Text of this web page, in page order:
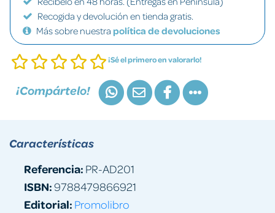
Recogida y devolución en tienda gratis.
Más sobre nuestra política de devoluciones
¡Sé el primero en valorarlo!
¡Compártelo!
Características
Referencia: PR-AD201
ISBN:9788479866921
Editorial: Promolibro